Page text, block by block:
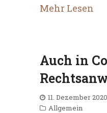
Mehr Lesen
Auch in
11. Dezember 2020
Allgemein